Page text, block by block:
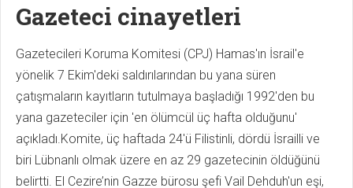
Gazeteci cinayetleri
Gazetecileri Koruma Komitesi (CPJ) Hamas'ın İsrail'e
yönelik 7 Ekim'deki saldırılarından bu yana süren
çatışmaların kayıtların tutulmaya başladığı 1992'den bu
yana gazeteciler için 'en ölümcül üç hafta olduğunu'
açıkladı.Komite, üç haftada 24'ü Filistinli, dördü İsrailli ve
biri Lübnanlı olmak üzere en az 29 gazetecinin öldüğünü
belirtti. El Cezire’nin Gazze bürosu şefi Vail Dehduh'un eşi,